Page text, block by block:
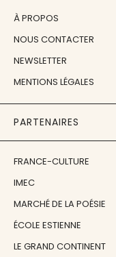
À PROPOS
NOUS CONTACTER
NEWSLETTER
MENTIONS LÉGALES
PARTENAIRES
FRANCE-CULTURE
IMEC
MARCHÉ DE LA POÉSIE
ÉCOLE ESTIENNE
LE GRAND CONTINENT